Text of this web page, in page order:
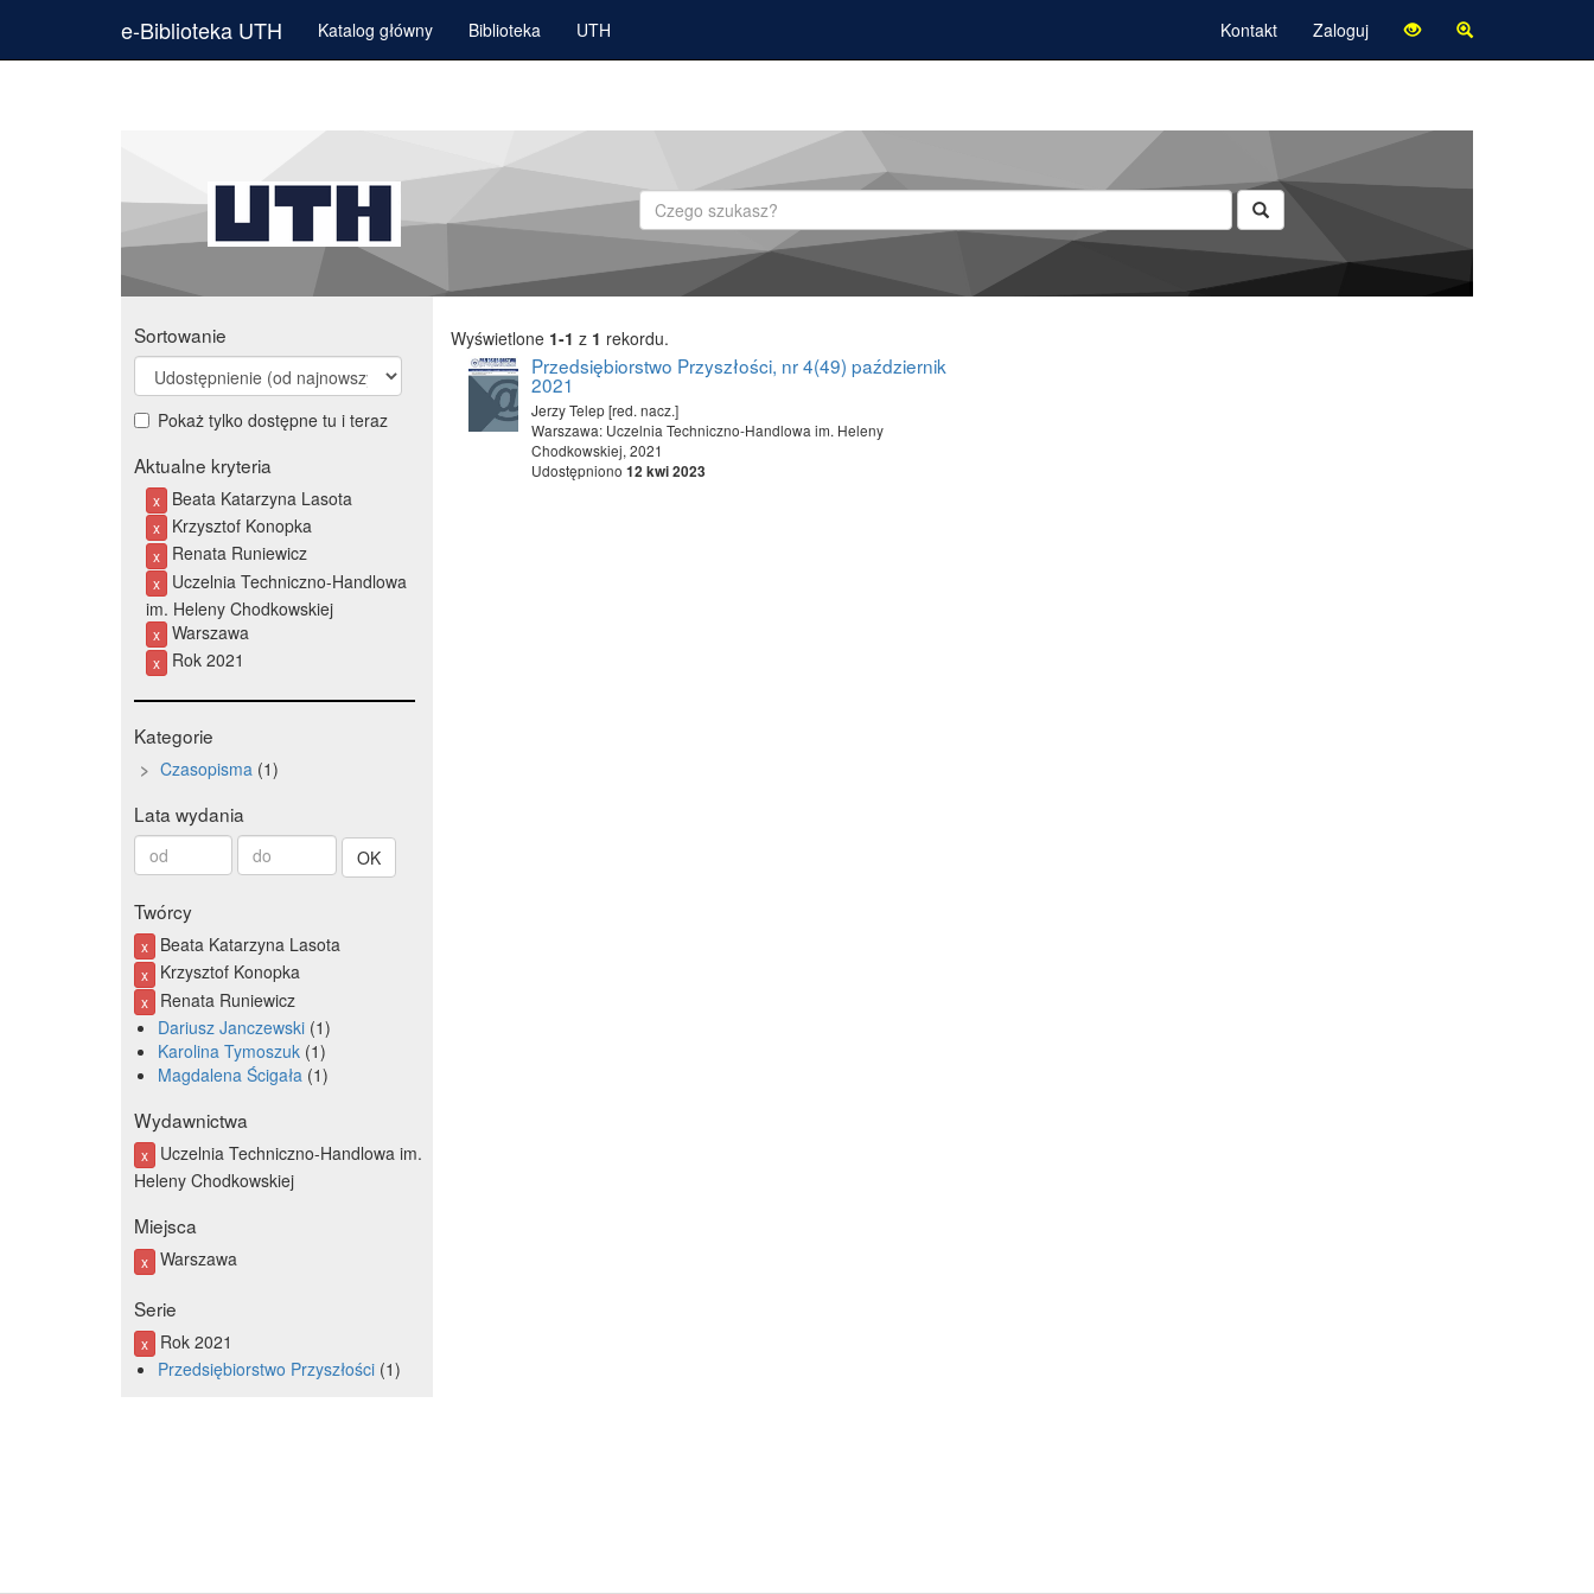
e-Biblioteka UTH Katalog główny Biblioteka UTH Kontakt Zaloguj
Szukaj
Sortowanie
Pokaż tylko dostępne tu i teraz
Aktualne kryteria
x Beata Katarzyna Lasota
x Krzysztof Konopka
x Renata Runiewicz
x
Uczelnia Techniczno-Handlowa
im. Heleny Chodkowskiej
x Warszawa
x Rok 2021
Kategorie
Czasopisma 1
Lata wydania
Od
roku
Do
roku
Twórcy
x Beata Katarzyna Lasota
x Krzysztof Konopka
x
Renata Runiewicz
Dariusz Janczewski 1
Karolina Tymoszuk 1
Magdalena Ścigała 1
Wydawnictwa
x
Uczelnia Techniczno-Handlowa im.
Heleny Chodkowskiej
Miejsca
x Warszawa
Serie
x
Rok 2021
Przedsiębiorstwo Przyszłości 1
Wyświetlone 1-1 z 1 rekordu.
Przedsiębiorstwo Przyszłości, nr 4(49) październik
2021
Jerzy Telep [red. nacz.]
Warszawa: Uczelnia Techniczno-Handlowa im. Heleny
Chodkowskiej, 2021
Udostępniono 12 kwi 2023